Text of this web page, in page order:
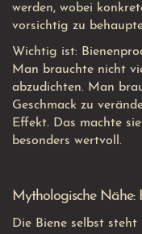
werden, wobei
vorsichtig zu
Wichtig ist:
Man brauchte nicht
abzudichten. Man
Geschmack zu
Effekt. Das machte
besonders wertvoll.
Mythologische
Die Biene selbst